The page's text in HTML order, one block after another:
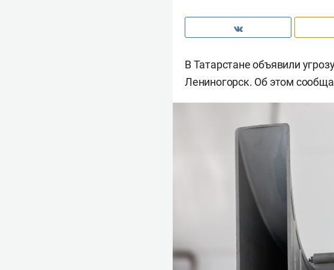
В Татарстане объявили
Лениногорск. Об этом